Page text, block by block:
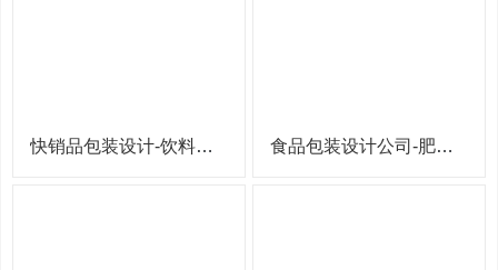
快销品包装设计-饮料包装设计 食品包装设计公司-肥牛卷包装设计